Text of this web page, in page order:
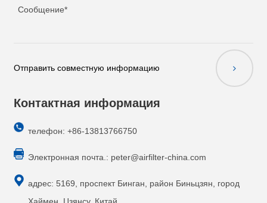
Отправить совместную информацию
Контактная информация
телефон: +86-13813766750
Электронная почта.: peter@airfilter-china.com
адрес: 5169, проспект Бинган, район Биньцзян, город